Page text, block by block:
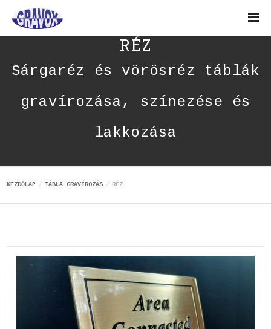
RÉZ
Sárgaréz és vörösréz táblák
gravírozása, színezése és
lakkozása
KEZDŐLAP TÁBLA GRAVÍROZÁS RÉZ